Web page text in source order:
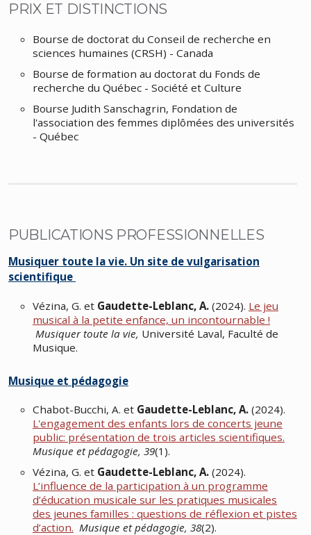
PRIX ET DISTINCTIONS
Bourse de doctorat du Conseil de recherche en
sciences humaines (CRSH) - Canada
Bourse de formation au doctorat du Fonds de
recherche du Québec - Société et Culture
Bourse Judith Sanschagrin, Fondation de
l'association des femmes diplômées des universités
- Québec
PUBLICATIONS PROFESSIONNELLES
Musiquer toute la vie. Un site de vulgarisation
scientifique
Vézina, G. etGaudette-Leblanc, A. (2024). Le jeu
musical à la petite enfance, un incontournable !
Musiquer toute la vie, Université Laval, Faculté de
Musique.
Musique et pédagogie
Chabot-Bucchi, A. et Gaudette-Leblanc, A.(2024).
L'engagement des enfants lors de concerts jeune
public: présentation de trois articles scientifiques.
Musique et pédagogie, 39(1).
Vézina, G. et Gaudette-Leblanc, A.(2024).
L’influence de la participation à un programme
d’éducation musicale sur les pratiques musicales
des jeunes familles : questions de réflexion et pistes
d’action. Musique et pédagogie, 38(2).